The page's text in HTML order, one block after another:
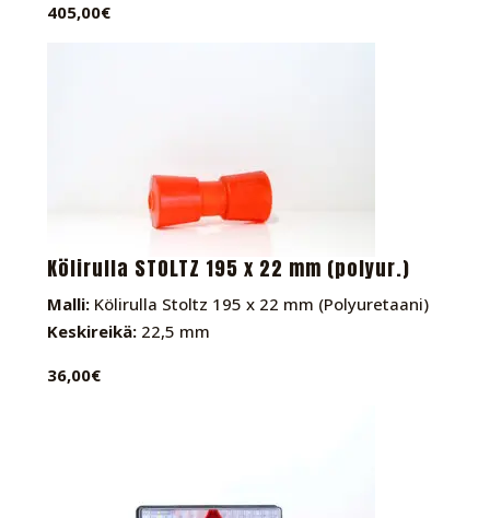
405,00€
Kölirulla STOLTZ 195 x 22 mm (polyur.)
Malli:Kölirulla Stoltz 195 x 22 mm (Polyuretaani)
Keskireikä:22,5 mm
36,00€